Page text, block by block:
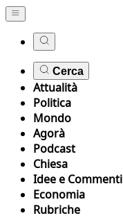
Cerca
Attualità
Politica
Mondo
Agorà
Podcast
Chiesa
Idee e Commenti
Economia
Rubriche